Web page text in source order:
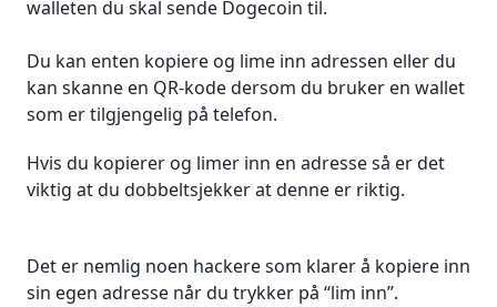
walleten du skal sende Dogecoin til.
Du kan enten kopiere og lime inn adressen eller du
kan skanne en QR-kode dersom du bruker en wallet
som er tilgjengelig på telefon.
Hvis du kopierer og limer inn en adresse så er det
viktig at du dobbeltsjekker at denne er riktig.
Det er nemlig noen hackere som klarer å kopiere inn
sin egen adresse når du trykker på “lim inn”.